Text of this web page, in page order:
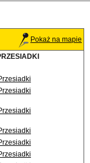
Pokaż na mapie